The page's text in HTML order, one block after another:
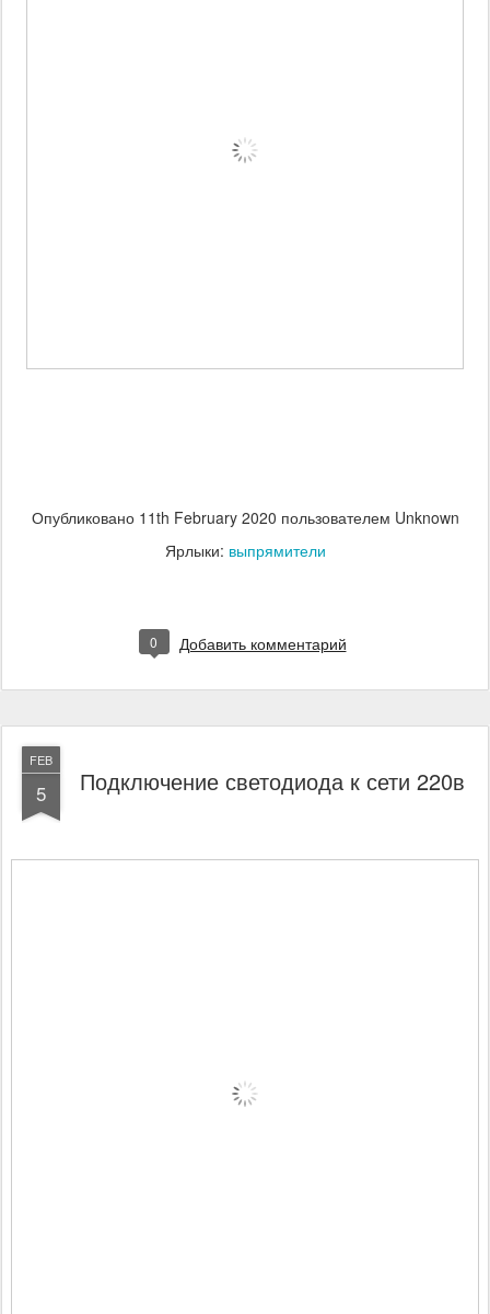
Опубликовано 11th February 2020 пользователем Unknown
Ярлыки: выпрямители
0 Добавить комментарий
FEB
5 Подключение светодиода к сети 220в